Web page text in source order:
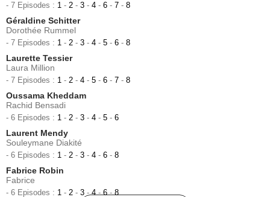
- 7 Episodes : 1 - 2 - 3 - 4 - 6 - 7 - 8
Géraldine Schitter
Dorothée Rummel
- 7 Episodes : 1 - 2 - 3 - 4 - 5 - 6 - 8
Laurette Tessier
Laura Million
- 7 Episodes : 1 - 2 - 4 - 5 - 6 - 7 - 8
Oussama Kheddam
Rachid Bensadi
- 6 Episodes : 1 - 2 - 3 - 4 - 5 - 6
Laurent Mendy
Souleymane Diakité
- 6 Episodes : 1 - 2 - 3 - 4 - 6 - 8
Fabrice Robin
Fabrice
- 6 Episodes : 1 - 2 - 3 -4-6-8